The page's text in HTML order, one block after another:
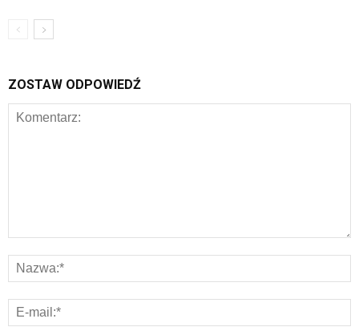
ZOSTAW ODPOWIEDŹ